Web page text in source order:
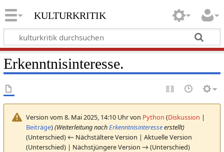
kulturkritik
Erkenntnisinteresse.
Version vom 8. Mai 2025, 14:10 Uhr von Python (Diskussion |
Beiträge)(Weiterleitung nachErkenntnisinteresseerstellt)
(Unterschied) ← Nächstältere Version | Aktuelle Version
(Unterschied) | Nächstjüngere Version → (Unterschied)